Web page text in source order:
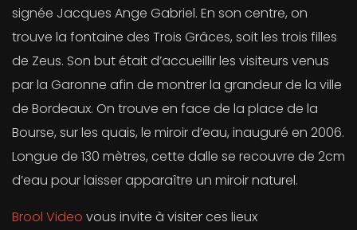
signée Jacques Ange Gabriel. En son centre, on
trouve la fontaine des Trois Grâces, soit les trois filles
de Zeus. Son but était d’accueillir les visiteurs venus
par la Garonne afin de montrer la grandeur de la ville
de Bordeaux. On trouve en face de la place de la
Bourse, sur les quais, le miroir d’eau, inauguré en 2006.
Longue de 130 mètres, cette dalle se recouvre de 2cm
d’eau pour laisser apparaître un miroir naturel.
Brool Video vous invite à visiter ces lieux